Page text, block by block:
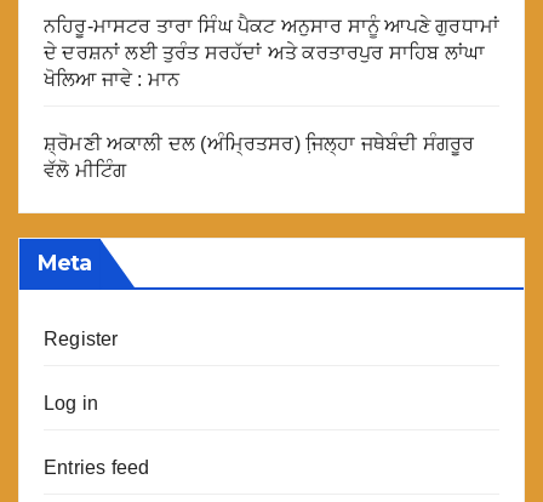
ਨਹਿਰੂ-ਮਾਸਟਰ ਤਾਰਾ ਸਿੰਘ ਪੈਕਟ ਅਨੁਸਾਰ ਸਾਨੂੰ ਆਪਣੇ ਗੁਰਧਾਮਾਂ
ਦੇ ਦਰਸ਼ਨਾਂ ਲਈ ਤੁਰੰਤ ਸਰਹੱਦਾਂ ਅਤੇ ਕਰਤਾਰਪੁਰ ਸਾਹਿਬ ਲਾਂਘਾ
ਖੋਲਿਆ ਜਾਵੇ : ਮਾਨ
ਸ਼੍ਰੋਮਣੀ ਅਕਾਲੀ ਦਲ (ਅੰਮ੍ਰਿਤਸਰ) ਜਿ਼ਲ੍ਹਾ ਜਥੇਬੰਦੀ ਸੰਗਰੂਰ
ਵੱਲੋ ਮੀਟਿੰਗ
Meta
Register
Log in
Entries feed